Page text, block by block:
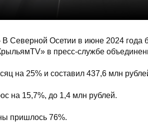
Северной Осетии в июне 2024 года
в пресс-службе
на 25% и составил 437,6 млн
на 15,7%, до 1,4 млн рублей.
пришлось 76%.